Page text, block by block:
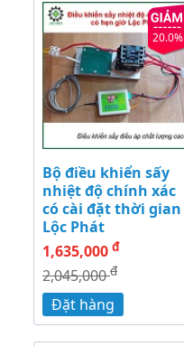
20.0%
Bộ điều khiển sấy
nhiệt độ chính xác
có cài đặt thời gian
Lộc Phát
1,635,000 đ
2,045,000đ
Đặt hàng